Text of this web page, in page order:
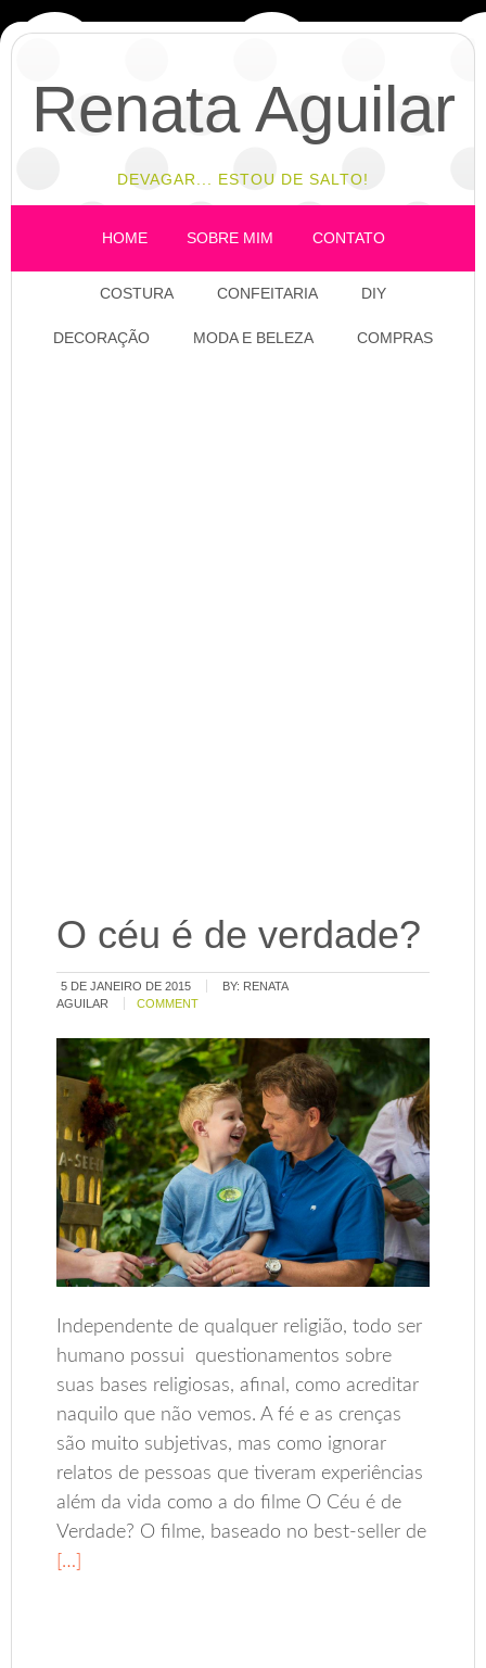
Renata Aguilar
DEVAGAR... ESTOU DE SALTO!
HOME SOBRE MIM CONTATO
COSTURA CONFEITARIA DIY
DECORAÇÃO MODA E BELEZA COMPRAS
O céu é de verdade?
5 DE JANEIRO DE 2015 BY: RENATA
AGUILAR
COMMENT
Independente de qualquer religião, todo ser
humano possui questionamentos sobre
suas bases religiosas, afinal, como acreditar
naquilo que não vemos. A fé e as crenças
são muito subjetivas, mas como ignorar
relatos de pessoas que tiveram experiências
além da vida como a do filme O Céu é de
Verdade? O filme, baseado no best-seller de
[…]